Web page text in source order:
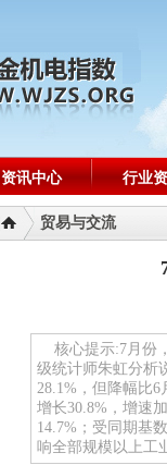
资讯中心 行业
贸易与交流
核心提示:7月份
级统计师朱虹分析
28.1%，但降幅比
增长30.8%，增速
14.7%；受同期基
响全部规模以上工